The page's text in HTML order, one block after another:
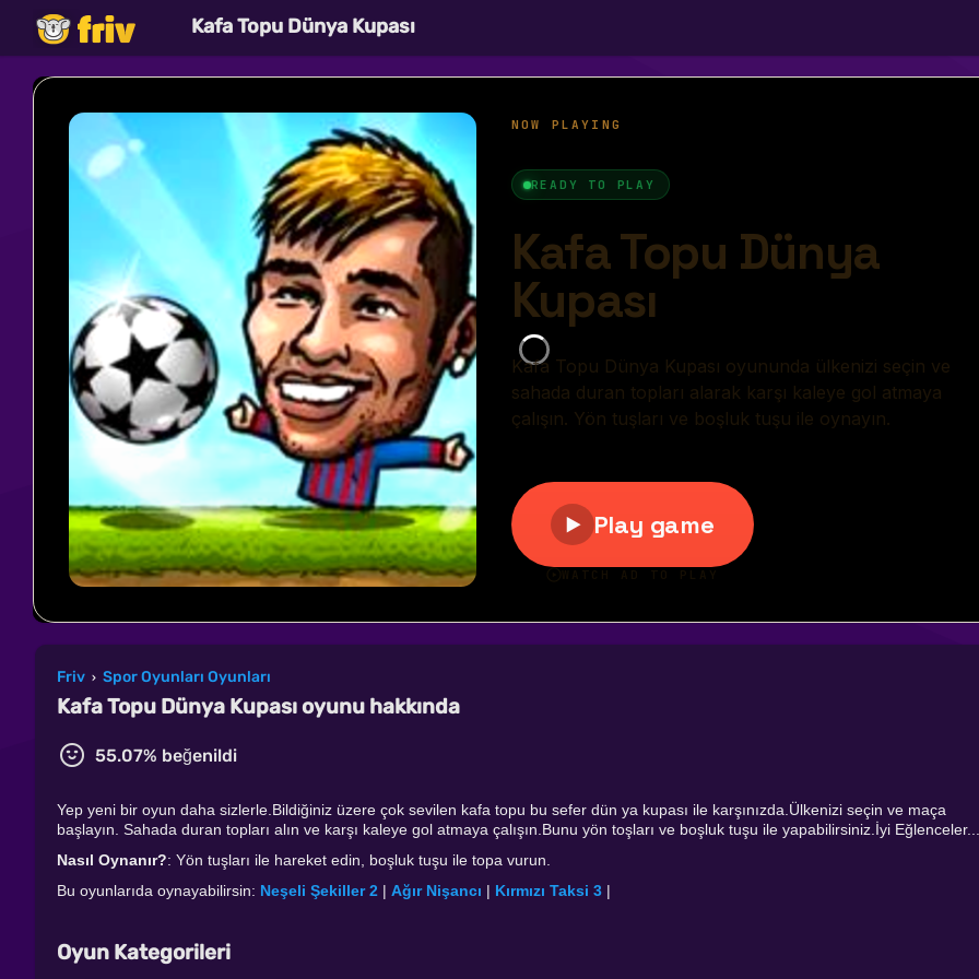
Kafa Topu Dünya Kupası
Friv › Spor Oyunları Oyunları
Kafa Topu Dünya Kupası oyunu hakkında
55.07% beğenildi
Yep yeni bir oyun daha sizlerle.Bildiğiniz üzere çok sevilen kafa topu bu sefer dün ya kupası ile karşınızda.Ülkenizi seçin ve maça
başlayın. Sahada duran topları alın ve karşı kaleye gol atmaya çalışın.Bunu yön toşları ve boşluk tuşu ile yapabilirsiniz.İyi Eğlenceler...
Nasıl Oynanır?: Yön tuşları ile hareket edin, boşluk tuşu ile topa vurun.
Bu oyunlarıda oynayabilirsin: Neşeli Şekiller 2 | Ağır Nişancı | Kırmızı Taksi 3 |
Oyun Kategorileri